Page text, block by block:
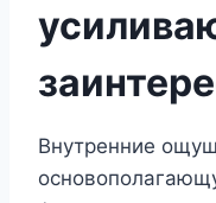
Внутренние